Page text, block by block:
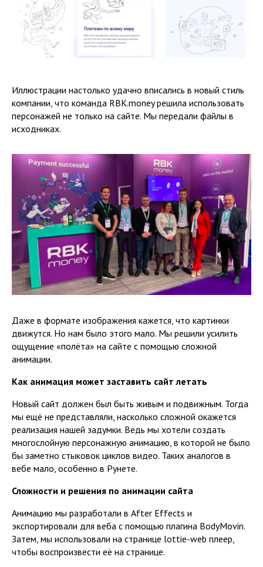
Иллюстрации настолько удачно вписались в новый стиль
компании, что команда RBK.money решила использовать
персонажей не только на сайте. Мы передали файлы в
исходниках.
Даже в формате изображения кажется, что картинки
движутся. Но нам было этого мало. Мы решили усилить
ощущение «полёта» на сайте с помощью сложной
анимации.
Как анимация может заставить сайт летать
Новый сайт должен был быть живым и подвижным. Тогда
мы ещё не представляли, насколько сложной окажется
реализация нашей задумки. Ведь мы хотели создать
многослойную персонажную анимацию, в которой не было
бы заметно стыковок циклов видео. Таких аналогов в
вебе мало, особенно в Рунете.
Сложности и решения по анимации сайта
Анимацию мы разработали в After Effects и
экспортировали для веба с помощью плагина BodyMovin.
Затем, мы использовали на странице lottie-web плеер,
чтобы воспроизвести её на странице.